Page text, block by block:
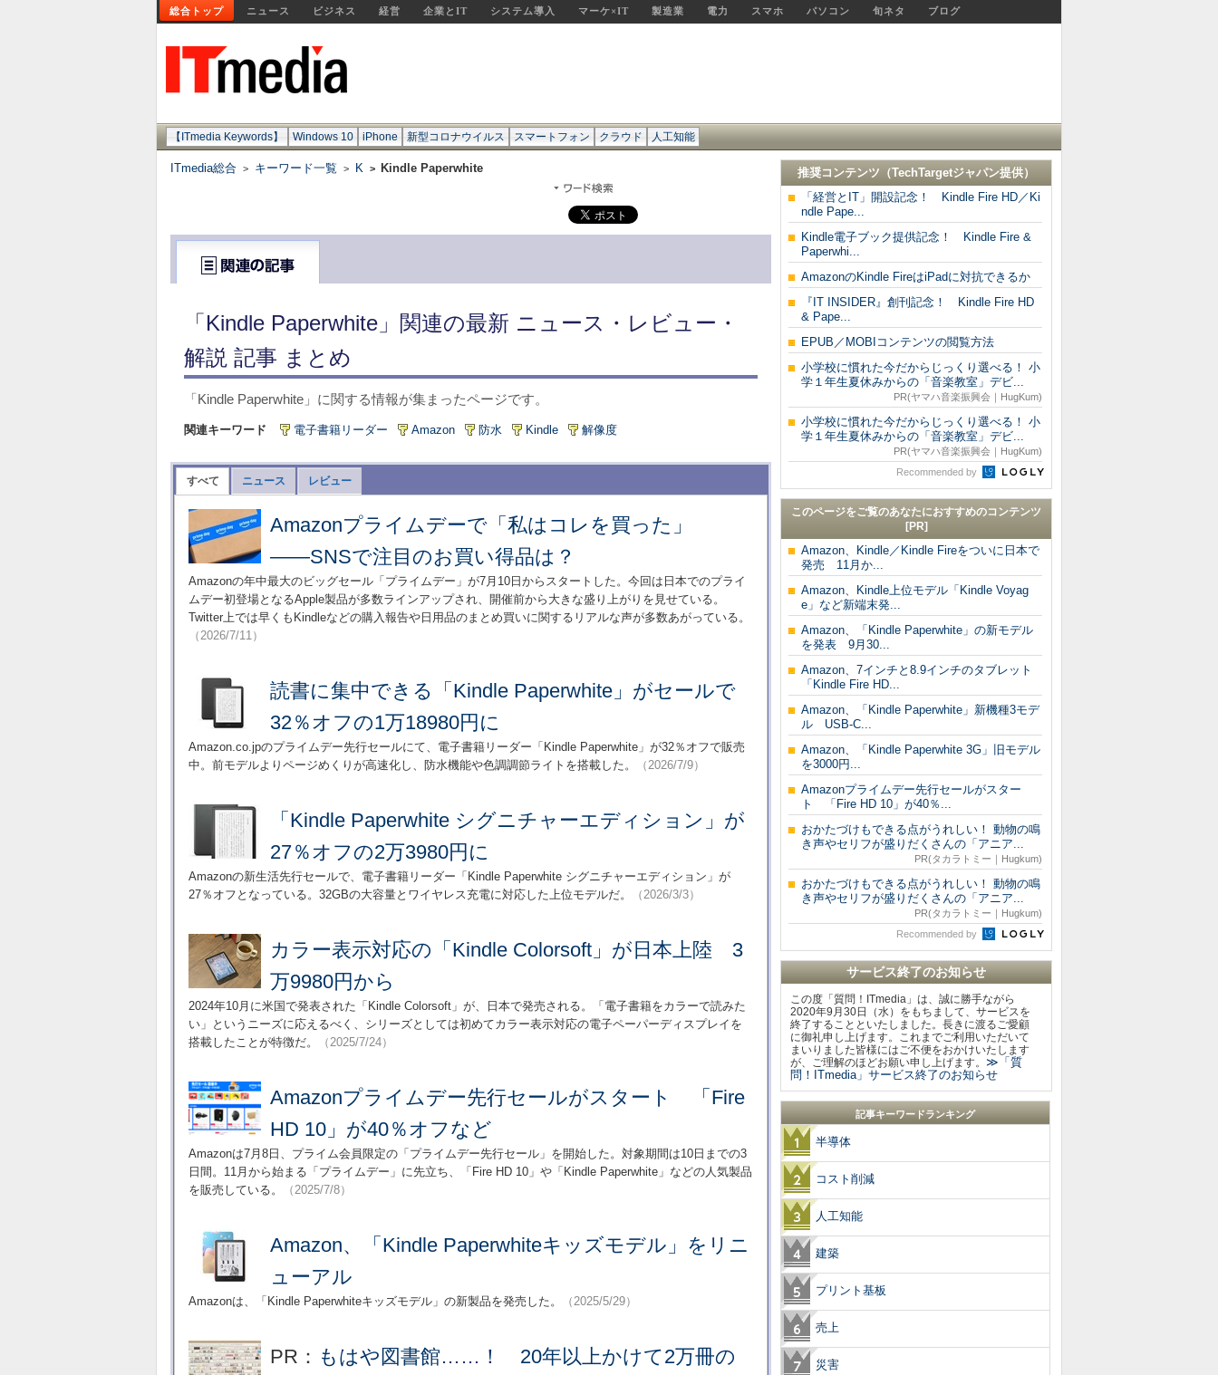
総合トップ ニュース ビジネス 経営 企業とIT システム導入 マーケ×IT 製造業 電力 スマホ パソコン 旬ネタ ブログ
【ITmedia Keywords】 Windows 10 iPhone 新型コロナウイルス スマートフォン クラウド 人工知能
ITmedia総合 > キーワード一覧 > K > Kindle Paperwhite
「Kindle Paperwhite」関連の最新 ニュース・レビュー・
解説 記事 まとめ
「Kindle Paperwhite」に関する情報が集まったページです。
関連キーワード 電子書籍リーダー Amazon 防水 Kindle 解像度
すべて ニュース レビュー
Amazonプライムデーで「私はコレを買った」
――SNSで注目のお買い得品は？
Amazonの年中最大のビッグセール「プライムデー」が7月10日からスタートした。今回は日本でのプライ
ムデー初登場となるApple製品が多数ラインアップされ、開催前から大きな盛り上がりを見せている。
Twitter上では早くもKindleなどの購入報告や日用品のまとめ買いに関するリアルな声が多数あがっている。
（2026/7/11）
読書に集中できる「Kindle Paperwhite」がセールで
32％オフの1万18980円に
Amazon.co.jpのプライムデー先行セールにて、電子書籍リーダー「Kindle Paperwhite」が32％オフで販売
中。前モデルよりページめくりが高速化し、防水機能や色調調節ライトを搭載した。
（2026/7/9）
「Kindle Paperwhite シグニチャーエディション」が
27％オフの2万3980円に
Amazonの新生活先行セールで、電子書籍リーダー「Kindle Paperwhite シグニチャーエディション」が
27％オフとなっている。32GBの大容量とワイヤレス充電に対応した上位モデルだ。
（2026/3/3）
カラー表示対応の「Kindle Colorsoft」が日本上陸 3
万9980円から
2024年10月に米国で発表された「Kindle Colorsoft」が、日本で発売される。「電子書籍をカラーで読みた
い」というニーズに応えるべく、シリーズとしては初めてカラー表示対応の電子ペーパーディスプレイを
搭載したことが特徴だ。
（2025/7/24）
Amazonプライムデー先行セールがスタート 「Fire
HD 10」が40％オフなど
Amazonは7月8日、プライム会員限定の「プライムデー先行セール」を開始した。対象期間は10日までの3
日間。11月から始まる「プライムデー」に先立ち、「Fire HD 10」や「Kindle Paperwhite」などの人気製品
を販売している。
（2025/7/8）
Amazon、「Kindle Paperwhiteキッズモデル」をリニ
ューアル
Amazonは、「Kindle Paperwhiteキッズモデル」の新製品を発売した。 （2025/5/29）
PR： もはや図書館……！ 20年以上かけて2万冊の
推奨コンテンツ（TechTargetジャパン提供）
「経営とIT」開設記念！ Kindle Fire HD／Ki
ndle Pape...
Kindle電子ブック提供記念！ Kindle Fire &
Paperwhi...
AmazonのKindle FireはiPadに対抗できるか
『IT INSIDER』創刊記念！ Kindle Fire HD
& Pape...
EPUB／MOBIコンテンツの閲覧方法
小学校に慣れた今だからじっくり選べる！ 小
学１年生夏休みからの「音楽教室」デビ...
PR(ヤマハ音楽振興会｜HugKum)
小学校に慣れた今だからじっくり選べる！ 小
学１年生夏休みからの「音楽教室」デビ...
PR(ヤマハ音楽振興会｜HugKum)
Recommended by
このページをご覧のあなたにおすすめのコンテンツ
[PR]
Amazon、Kindle／Kindle Fireをついに日本で
発売 11月か...
Amazon、Kindle上位モデル「Kindle Voyag
e」など新端末発...
Amazon、「Kindle Paperwhite」の新モデル
を発表 9月30...
Amazon、7インチと8.9インチのタブレット
「Kindle Fire HD...
Amazon、「Kindle Paperwhite」新機種3モデ
ル USB-C...
Amazon、「Kindle Paperwhite 3G」旧モデル
を3000円...
Amazonプライムデー先行セールがスター
ト 「Fire HD 10」が40％...
おかたづけもできる点がうれしい！ 動物の鳴
き声やセリフが盛りだくさんの「アニア...
PR(タカラトミー｜Hugkum)
おかたづけもできる点がうれしい！ 動物の鳴
き声やセリフが盛りだくさんの「アニア...
PR(タカラトミー｜Hugkum)
Recommended by
サービス終了のお知らせ
この度「質問！ITmedia」は、誠に勝手ながら
2020年9月30日（水）をもちまして、サービスを
終了することといたしました。長きに渡るご愛顧
に御礼申し上げます。これまでご利用いただいて
まいりました皆様にはご不便をおかけいたします
が、ご理解のほどお願い申し上げます。 ≫「質
問！ITmedia」サービス終了のお知らせ
記事キーワードランキング
半導体
コスト削減
人工知能
建築
プリント基板
売上
災害